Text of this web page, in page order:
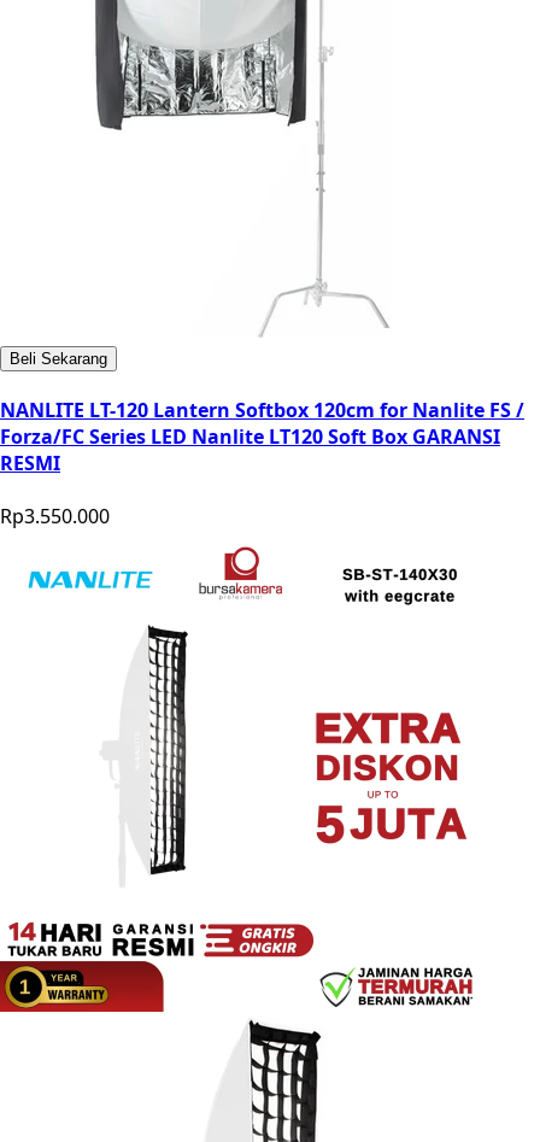
Beli Sekarang
NANLITE LT-120 Lantern Softbox 120cm for Nanlite FS /
Forza/FC Series LED Nanlite LT120 Soft Box GARANSI
RESMI
Rp3.550.000